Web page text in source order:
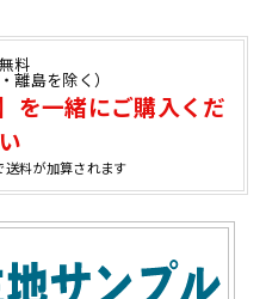
料
離島を除く）
を一緒にご購入くだ
送料が加算されます